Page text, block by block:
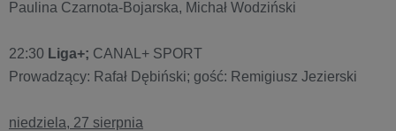
Paulina Czarnota-Bojarska, Michał Wodziński
22:30 Liga+; CANAL+ SPORT
Prowadzący: Rafał Dębiński; gość: Remigiusz Jezierski
niedziela, 27 sierpnia